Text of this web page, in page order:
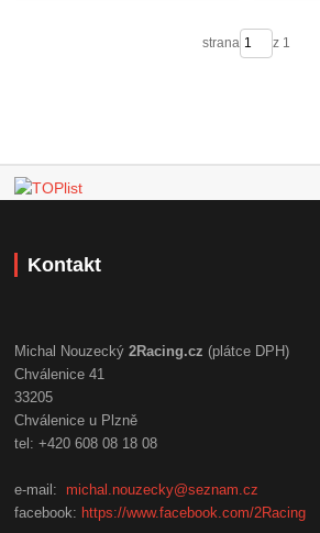
strana z 1
Kontakt
Michal Nouzecký2Racing.cz (plátce DPH)
Chválenice 41
33205
Chválenice u Plzně
tel: +420 608 08 18 08
e-mail:michal.nouzecky@seznam.cz
facebook: https://www.facebook.com/2Racing